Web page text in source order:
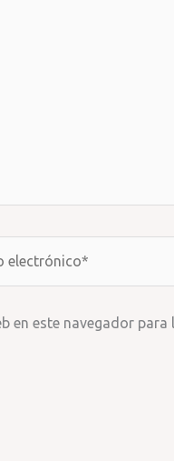
en este navegador para